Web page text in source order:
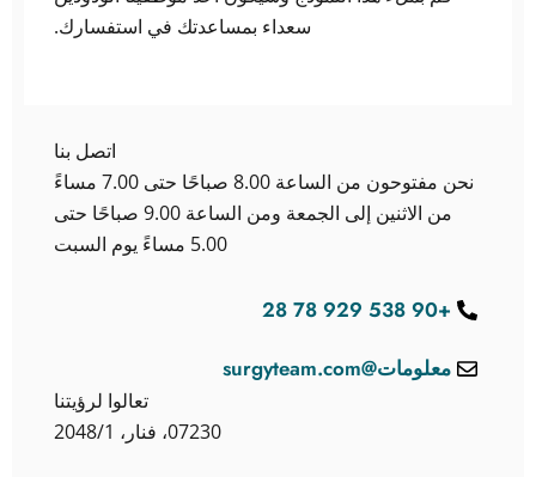
سعداء بمساعدتك في استفسارك.
اتصل بنا
نحن مفتوحون من الساعة 8.00 صباحًا حتى 7.00 مساءً
من الاثنين إلى الجمعة ومن الساعة 9.00 صباحًا حتى
5.00 مساءً يوم السبت
+90 538 929 78 28
معلومات@surgyteam.com
تعالوا لرؤيتنا
07230، فنار، 2048/1